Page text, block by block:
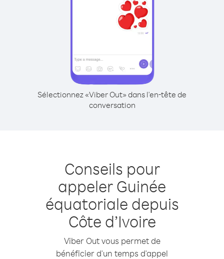
Sélectionnez «Viber Out» dans l'en-tête de
conversation
Conseils pour
appeler Guinée
équatoriale depuis
Côte d’Ivoire
Viber Out vous permet de
bénéficier d'un temps d'appel